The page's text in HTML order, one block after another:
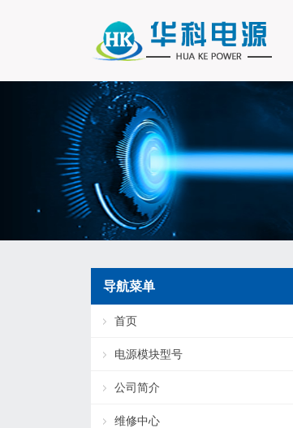
导航菜单
首页
电源模块型号
公司简介
维修中心